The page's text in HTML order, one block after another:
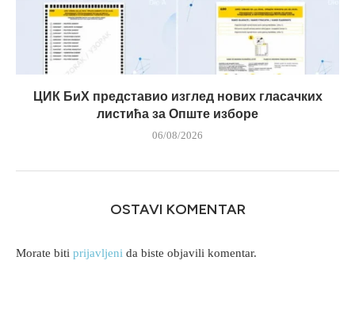
ЦИК БиХ представио изглед нових гласачких
листића за Опште изборе
06/08/2026
OSTAVI KOMENTAR
Morate biti prijavljeni da biste objavili komentar.